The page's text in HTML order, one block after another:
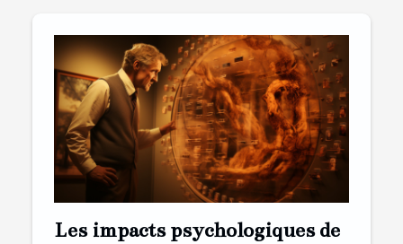
Les impacts psychologiques de